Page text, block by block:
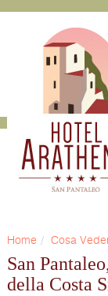
Home Cosa
San
della Costa